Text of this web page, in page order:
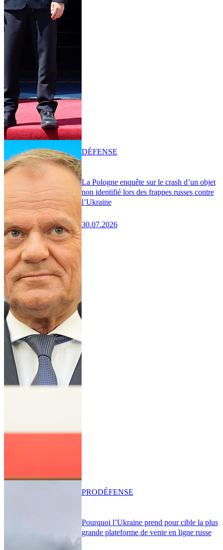
La Pologne enquête sur le crash d’un objet
non identifié lors des frappes russes contre
l’Ukraine
30.07.2026
DÉFENSE
Pourquoi l’Ukraine prend pour cible la plus
grande plateforme de vente en ligne russe
PRODÉFENSE